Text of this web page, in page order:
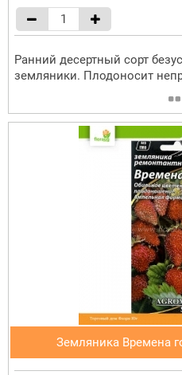
Ранний десертный сорт
земляники. Плодоносит
Земляника Времена